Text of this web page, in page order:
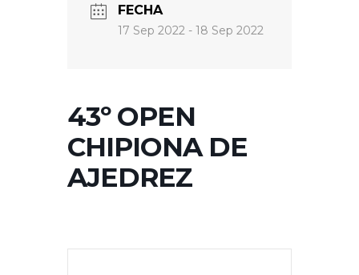
FECHA
17 Sep 2022 - 18 Sep 2022
43º OPEN
CHIPIONA DE
AJEDREZ